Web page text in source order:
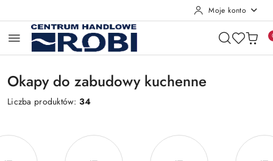
Moje konto
Okapy do zabudowy kuchenne
Liczba produktów:34